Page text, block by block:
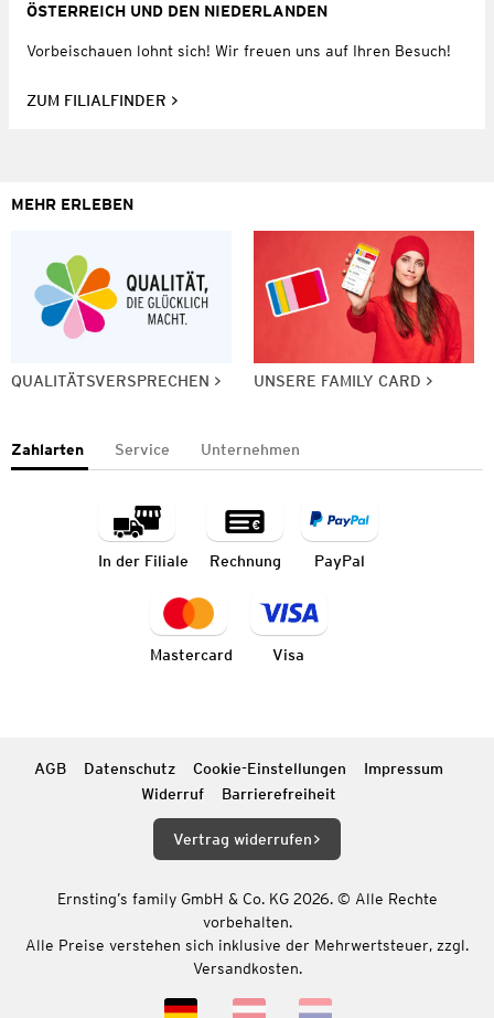
ÖSTERREICH UND DEN NIEDERLANDEN
Vorbeischauen lohnt sich! Wir freuen uns auf Ihren Besuch!
ZUM FILIALFINDER
MEHR ERLEBEN
QUALITÄTSVERSPRECHEN UNSERE FAMILY CARD
Zahlarten Service Unternehmen
In der Filiale Rechnung PayPal
Mastercard Visa
AGB Datenschutz Cookie-Einstellungen
Impressum
Widerruf
Barrierefreiheit
Vertrag widerrufen
Ernsting’s family GmbH & Co. KG 2026. © Alle Rechte
vorbehalten.
Alle Preise verstehen sich inklusive der Mehrwertsteuer, zzgl.
Versandkosten.